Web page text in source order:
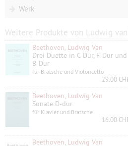
Werk
Weitere Produkte von Ludwig
Beethoven, Ludwig Van
Drei Duette in C-Dur, F-Dur und
B-Dur
für Bratsche und Violoncello
29.00
Beethoven, Ludwig Van
Sonate D-dur
für Klavier und Bratsche
16.00
Beethoven, Ludwig Van